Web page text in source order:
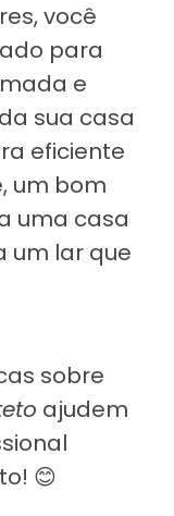
você
para
e
sua casa
eficiente
um bom
uma casa
um lar que
sobre
ajudem
😊